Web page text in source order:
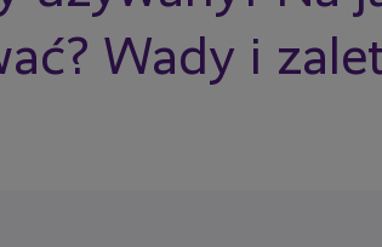
Wady i